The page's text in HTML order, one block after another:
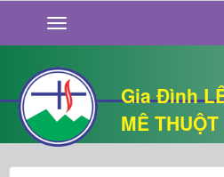
Gia Đình
MÊ THUỘT
GIỚI THIỆU
TIN TỨC
SỐNG ĐẠO
CHUYỆN NHÀ
QUÁN VĂN